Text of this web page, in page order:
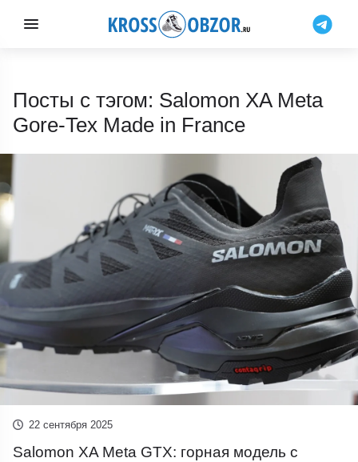
Посты с тэгом: Salomon XA Meta
Gore-Tex Made in France
22 сентября 2025
Salomon XA Meta GTX: горная модель с